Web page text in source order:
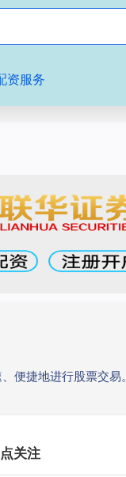
资服务
便捷地进行股票交易。
关注